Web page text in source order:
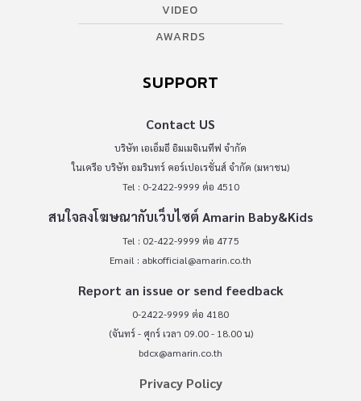
VIDEO
AWARDS
SUPPORT
Contact US
บริษัท เอเอ็มอี อิมเมจิเนทีฟ จำกัด
ในเครือ บริษัท อมรินทร์ คอร์เปอเรชั่นส์ จำกัด (มหาชน)
Tel : 0-2422-9999 ต่อ 4510
สนใจลงโฆษณากับเว็บไซต์ Amarin Baby&Kids
Tel : 02-422-9999 ต่อ 4775
Email : abkofficial@amarin.co.th
Report an issue or send feedback
0-2422-9999 ต่อ 4180
(จันทร์ - ศุกร์ เวลา 09.00 - 18.00 น)
bdcx@amarin.co.th
Privacy Policy